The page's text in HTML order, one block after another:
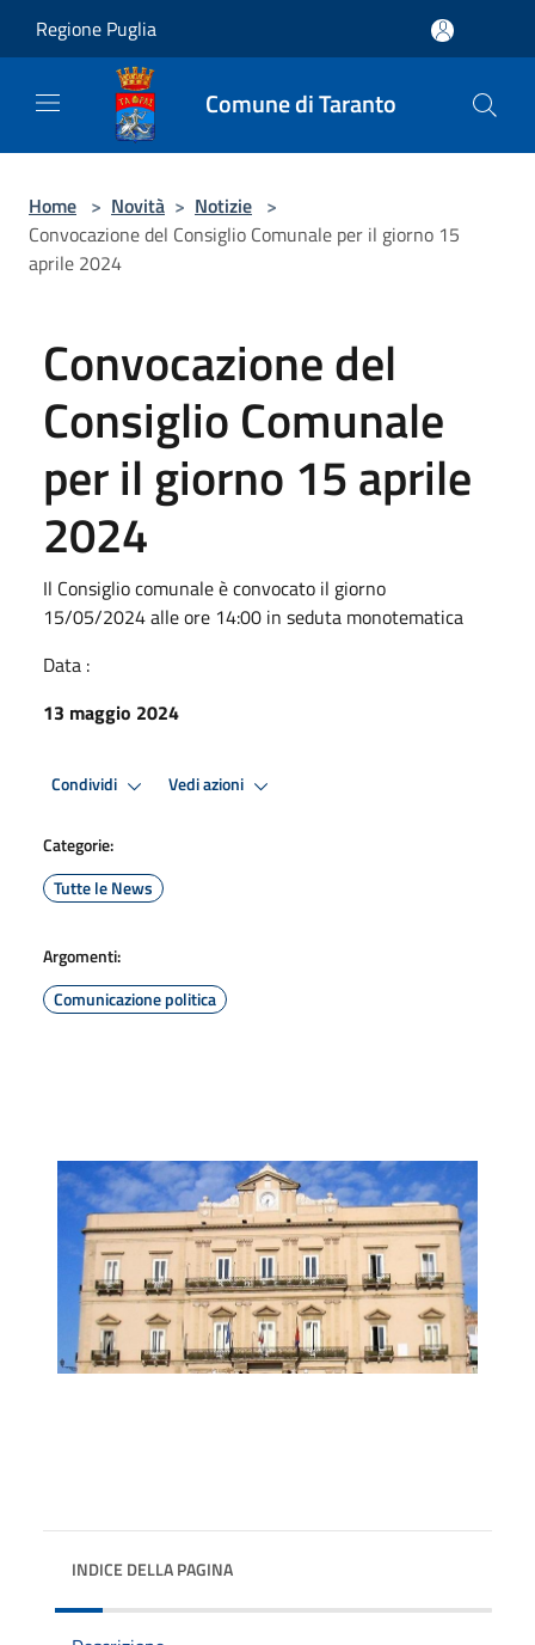
Regione Puglia
Comune di Taranto
Home > Novità > Notizie >
Convocazione del Consiglio Comunale per il giorno 15
aprile 2024
Convocazione del
Consiglio Comunale
per il giorno 15 aprile
2024
Il Consiglio comunale è convocato il giorno
15/05/2024 alle ore 14:00 in seduta monotematica
Data :
13 maggio 2024
Condividi Vedi azioni
Categorie:
Tutte le News
Argomenti:
Comunicazione politica
INDICE DELLA PAGINA